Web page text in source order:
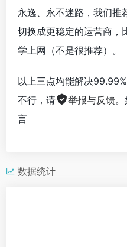
永逸、永不迷路，我们推
切换成更稳定的运营商，
学上网（不是很推荐）。
以上三点均能解决
不行，请
举报与反馈
言
数据统计